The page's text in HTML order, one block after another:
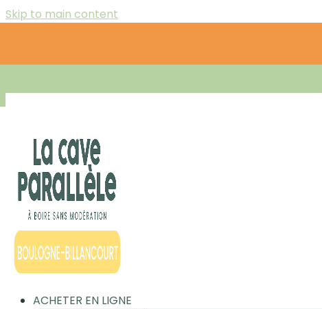
Skip to main content
ACHETER EN LIGNE